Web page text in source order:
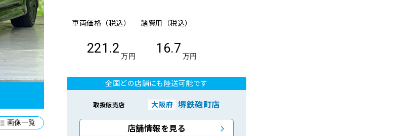
画像一覧
車両価格（税込）
221.2
万円
諸費用（税込）
16.7
万円
全国どの店舗にも陸送可能です
取扱販売店 大阪府 堺鉄砲町店
店舗情報を見る